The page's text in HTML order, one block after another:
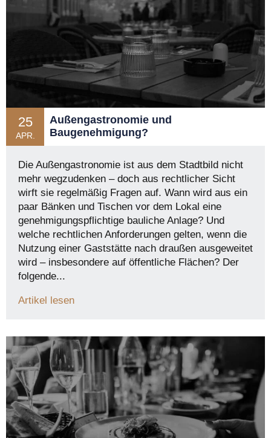
25
APR.
Außengastronomie und
Baugenehmigung?
Die Außengastronomie ist aus dem Stadtbild nicht
mehr wegzudenken – doch aus rechtlicher Sicht
wirft sie regelmäßig Fragen auf. Wann wird aus ein
paar Bänken und Tischen vor dem Lokal eine
genehmigungspflichtige bauliche Anlage? Und
welche rechtlichen Anforderungen gelten, wenn die
Nutzung einer Gaststätte nach draußen ausgeweitet
wird – insbesondere auf öffentliche Flächen? Der
folgende...
Artikel lesen